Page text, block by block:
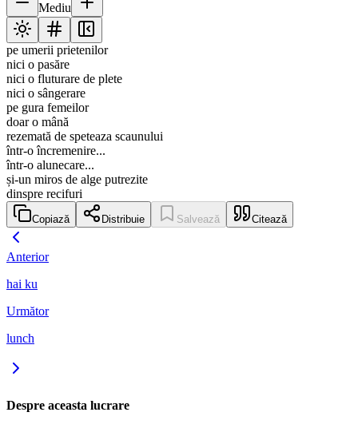
Mediu
pe umerii prietenilor
nici o pasăre
nici o fluturare de plete
nici o sângerare
pe gura femeilor
doar o mână
rezemată de speteaza scaunului
într-o încremenire...
într-o alunecare...
și-un miros de alge putrezite
dinspre recifuri
Copiază Distribuie Salvează Citează
Anterior
hai ku
Următor
lunch
Despre aceasta lucrare